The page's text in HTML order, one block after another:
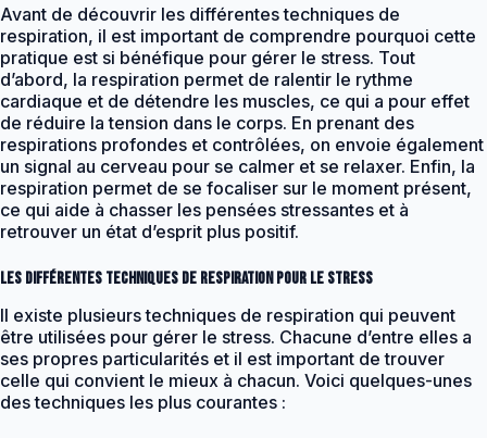
Avant de découvrir les différentes techniques de
respiration, il est important de comprendre pourquoi cette
pratique est si bénéfique pour gérer le stress. Tout
d’abord, la respiration permet de ralentir le rythme
cardiaque et de détendre les muscles, ce qui a pour effet
de réduire la tension dans le corps. En prenant des
respirations profondes et contrôlées, on envoie également
un signal au cerveau pour se calmer et se relaxer. Enfin, la
respiration permet de se focaliser sur le moment présent,
ce qui aide à chasser les pensées stressantes et à
retrouver un état d’esprit plus positif.
Les différentes techniques de respiration pour le stress
Il existe plusieurs techniques de respiration qui peuvent
être utilisées pour gérer le stress. Chacune d’entre elles a
ses propres particularités et il est important de trouver
celle qui convient le mieux à chacun. Voici quelques-unes
des techniques les plus courantes :